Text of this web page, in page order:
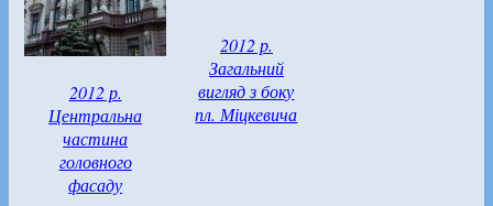
2012 р.
Центральна
частина
головного
фасаду
2012 р.
Загальний
вигляд з боку
пл. Міцкевича